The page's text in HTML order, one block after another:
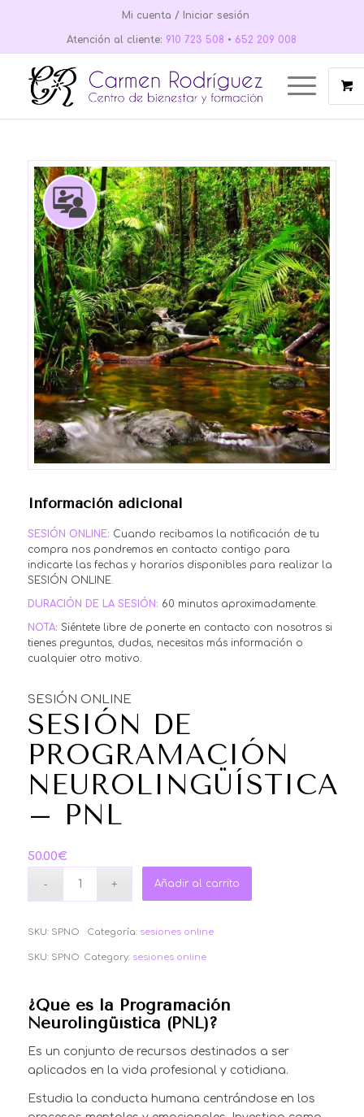
Mi cuenta / Iniciar sesión
Atención al cliente: 910 723 508 • 652 209 008
Información adicional
SESIÓN ONLINE: Cuando recibamos la notificación de tu
compra nos pondremos en contacto contigo para
indicarte las fechas y horarios disponibles para realizar la
SESIÓN ONLINE.
DURACIÓN DE LA SESIÓN: 60 minutos aproximadamente.
NOTA: Siéntete libre de ponerte en contacto con nosotros si
tienes preguntas, dudas, necesitas más información o
cualquier otro motivo.
SESIÓN ONLINE
SESIÓN DE
PROGRAMACIÓN
NEUROLINGÜÍSTICA
– PNL
50.00€
Añadir al carrito
SKU: SPNO Categoría: sesiones online
SKU:SPNO Category: sesiones online
¿Qué es la Programación
Neurolingüística (PNL)?
Es un conjunto de recursos destinados a ser
aplicados en la vida profesional y cotidiana.
Estudia la conducta humana centrándose en los